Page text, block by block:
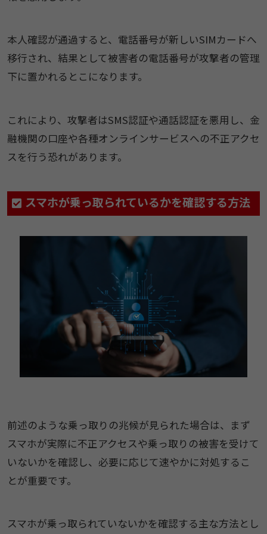
本人確認が通過すると、電話番号が新しいSIMカードへ
移行され、結果として被害者の電話番号が攻撃者の管理
下に置かれるとこになります。
これにより、攻撃者はSMS認証や通話認証を悪用し、金
融機関の口座や各種オンラインサービスへの不正アクセ
スを行う恐れがあります。
スマホが乗っ取られているかを確認する方法
前述のような乗っ取りの兆候が見られた場合は、まず
スマホが実際に不正アクセスや乗っ取りの被害を受けて
いないかを確認し、必要に応じて速やかに対処するこ
とが重要です。
スマホが乗っ取られていないかを確認する主な方法とし